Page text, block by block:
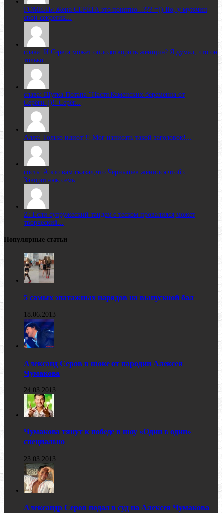
ГОМЕЛЬ: Жена CЕРЁГА это понятно...??? =)) Но, у мужчин
свои секретик...
слава: И Серега может оплодотворить женщин? Я думал, что он
только...
слава: Шутка Потапа "Настя Каменских беременна от
Серёги-))!! Серёг...
Алла: Только идиот!!! Мог написать такой заголовок!...
гость: А кто вам сказал,что Чернышев женился чтоб с
Заворотнюк семь...
Z: Если супружеский тандем с теском провалился,может
творческий...
Популярные статьи
5 самых эпатажных нарядов на выпускной бал
18.06.2013
Александ Серов в шоке от пародии Алексея
Чумакова
24.03.2013
Чумакова тянут к победе в шоу «Один в один»
специально
23.03.2013
Александр Серов подал в суд на Алексея Чумакова